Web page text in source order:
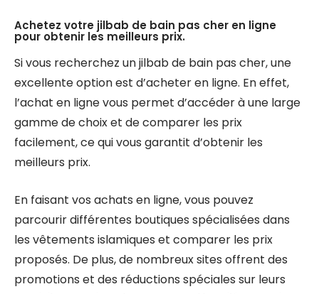
Achetez votre jilbab de bain pas cher en ligne
pour obtenir les meilleurs prix.
Si vous recherchez un jilbab de bain pas cher, une
excellente option est d’acheter en ligne. En effet,
l’achat en ligne vous permet d’accéder à une large
gamme de choix et de comparer les prix
facilement, ce qui vous garantit d’obtenir les
meilleurs prix.
En faisant vos achats en ligne, vous pouvez
parcourir différentes boutiques spécialisées dans
les vêtements islamiques et comparer les prix
proposés. De plus, de nombreux sites offrent des
promotions et des réductions spéciales sur leurs